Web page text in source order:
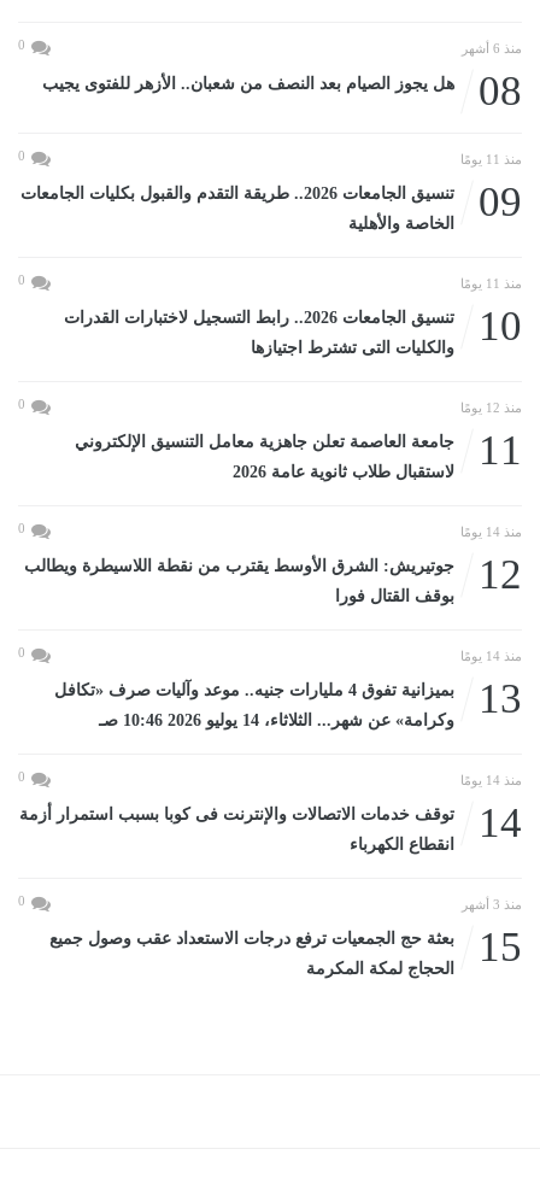
منذ 6 أشهر 0
08 هل يجوز الصيام بعد النصف من شعبان.. الأزهر للفتوى يجيب
منذ 11 يومًا 0
09
تنسيق الجامعات 2026.. طريقة التقدم والقبول بكليات الجامعات
الخاصة والأهلية
منذ 11 يومًا 0
10
تنسيق الجامعات 2026.. رابط التسجيل لاختبارات القدرات
والكليات التى تشترط اجتيازها
منذ 12 يومًا 0
11
جامعة العاصمة تعلن جاهزية معامل التنسيق الإلكتروني
لاستقبال طلاب ثانوية عامة 2026
منذ 14 يومًا 0
12
جوتيريش: الشرق الأوسط يقترب من نقطة اللاسيطرة ويطالب
بوقف القتال فورا
منذ 14 يومًا 0
13
بميزانية تفوق 4 مليارات جنيه.. موعد وآليات صرف «تكافل
وكرامة» عن شهر... الثلاثاء، 14 يوليو 2026 10:46 صـ
منذ 14 يومًا 0
14
توقف خدمات الاتصالات والإنترنت فى كوبا بسبب استمرار أزمة
انقطاع الكهرباء
منذ 3 أشهر 0
15
بعثة حج الجمعيات ترفع درجات الاستعداد عقب وصول جميع
الحجاج لمكة المكرمة